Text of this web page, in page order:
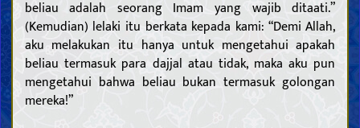
beliau adalah seorang Imam yang wajib ditaati.”
(Kemudian) lelaki itu berkata kepada kami: “Demi Allah,
aku melakukan itu hanya untuk mengetahui apakah
beliau termasuk para dajjal atau tidak, maka aku pun
mengetahui bahwa beliau bukan termasuk golongan
mereka!”